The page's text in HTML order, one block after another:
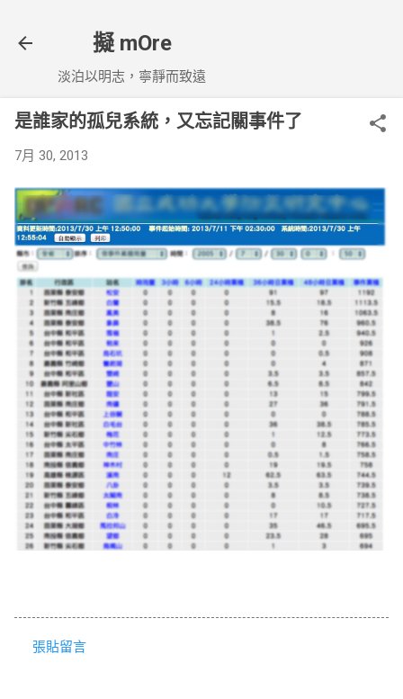
擬 mOre
淡泊以明志，寧靜而致遠
是誰家的孤兒系統，又忘記關事件了
7月 30, 2013
張貼留言